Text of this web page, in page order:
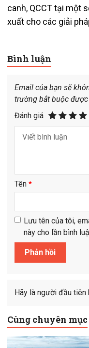
canh, QCCT tại một
xuất cho các giải
Bình luận
Email của bạn sẽ
trường bắt buộc được
Đánh giá
Tên *
Lưu tên của tôi,
này cho lần bình
Hãy là người đầu tiên
Cùng chuyên mục